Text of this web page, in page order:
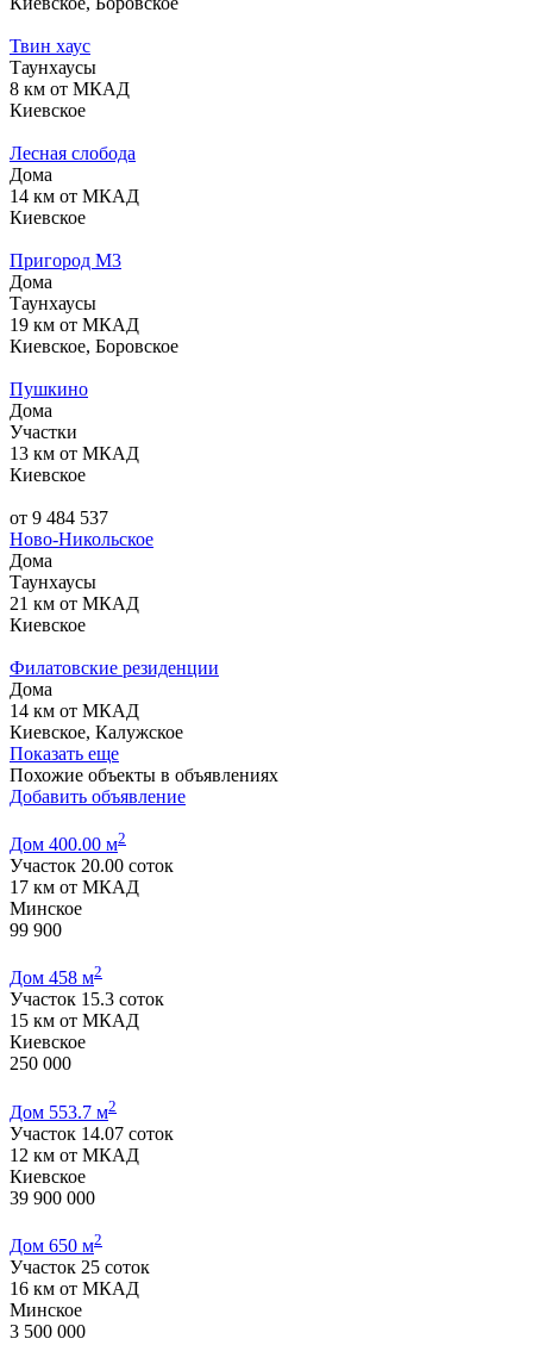
Твин хаус
Таунхаусы
8 км от МКАД
Киевское
Лесная слобода
Дома
14 км от МКАД
Киевское
Пригород М3
Дома
Таунхаусы
19 км от МКАД
Киевское, Боровское
Пушкино
Дома
Участки
13 км от МКАД
Киевское
от 9 484 537
Ново-Никольское
Дома
Таунхаусы
21 км от МКАД
Киевское
Филатовские резиденции
Дома
14 км от МКАД
Киевское, Калужское
Показать еще
Похожие объекты в объявлениях
Добавить объявление
Дом 400.00 м2
Участок 20.00 соток
17 км от МКАД
Минское
99 900
Дом 458 м2
Участок 15.3 соток
15 км от МКАД
Киевское
250 000
Дом 553.7 м2
Участок 14.07 соток
12 км от МКАД
Киевское
39 900 000
Дом 650 м2
Участок 25 соток
16 км от МКАД
Минское
3 500 000